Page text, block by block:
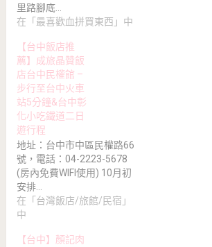
里路腳底…
在「最喜歡血拼買東西」中
【台中飯店推
薦】成旅晶贊飯
店台中民權館 –
步行至台中火車
站5分鐘&台中彰
化小吃鐵道二日
遊行程
地址：台中市中區民權路66
號，電話：04-2223-5678
(房內免費WIFI使用) 10月初
安排…
在「台灣飯店/旅館/民宿」
中
【台中】顏記肉